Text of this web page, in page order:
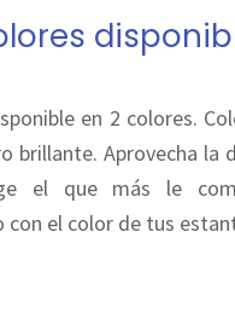
en 2 colores.
brillante. Aprovecha la
el que más le
el color de tus